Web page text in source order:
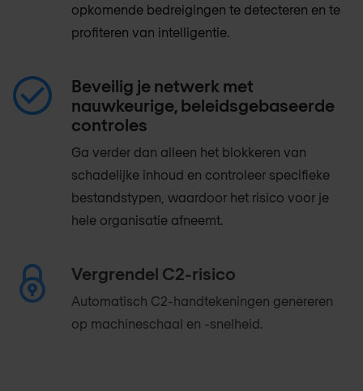
opkomende bedreigingen te detecteren en te
profiteren van intelligentie.
Beveilig je netwerk met
nauwkeurige, beleidsgebaseerde
controles
Ga verder dan alleen het blokkeren van
schadelijke inhoud en controleer specifieke
bestandstypen, waardoor het risico voor je
hele organisatie afneemt.
Vergrendel C2-risico
Automatisch C2-handtekeningen genereren
op machineschaal en -snelheid.